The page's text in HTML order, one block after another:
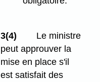
3(4)
Le ministre
peut approuver la
mise en place s'il
est satisfait des